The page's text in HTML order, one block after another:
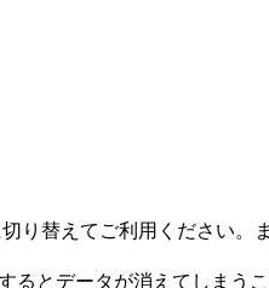
り替えてご利用ください
とデータが消えてしまう